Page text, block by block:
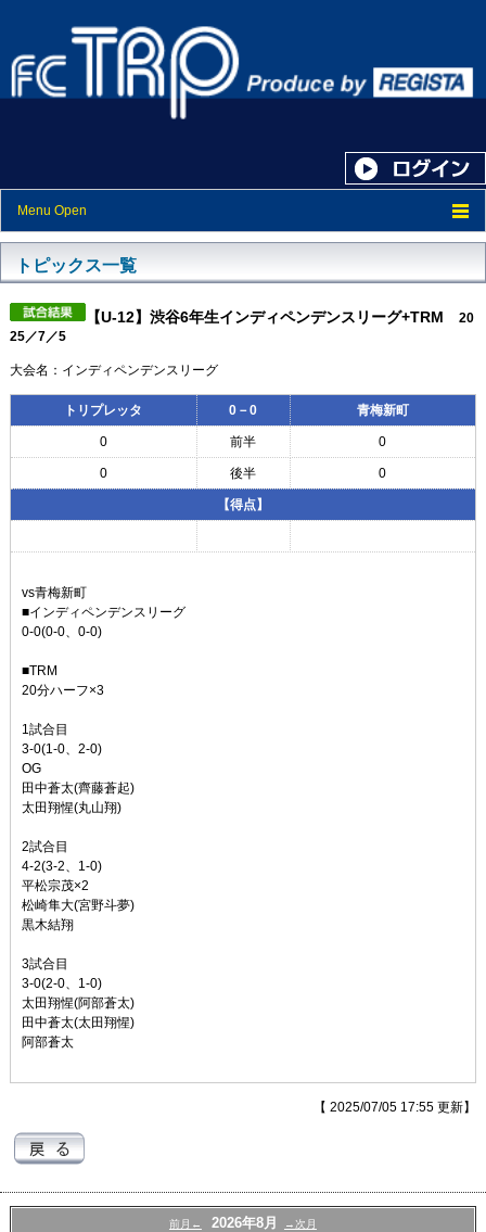
Menu Open
スケジュール
スタッフ紹介
フォトアルバム
ブログ
プロフィール
トピックス一覧
【U-12】渋谷6年生インディペンデンスリーグ+TRM
20
25／7／5
大会名：インディペンデンスリーグ
トリプレッタ 0－0 青梅新町
0 前半 0
0 後半 0
【得点】
vs青梅新町
■インディペンデンスリーグ
0-0(0-0、0-0)
■TRM
20分ハーフ×3
1試合目
3-0(1-0、2-0)
OG
田中蒼太(齊藤蒼起)
太田翔惺(丸山翔)
2試合目
4-2(3-2、1-0)
平松宗茂×2
松崎隼大(宮野斗夢)
黒木結翔
3試合目
3-0(2-0、1-0)
太田翔惺(阿部蒼太)
田中蒼太(太田翔惺)
阿部蒼太
【 2025/07/05 17:55 更新】
前月← 2026年8月 →次月